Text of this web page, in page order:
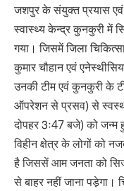
जशपुर के संयुक्त प्रयास एवं
स्वास्थ्य केन्द्र कुनकुरी में
गया। जिसमें जिला
कुमार चौहान एवं
उनकी टीम एवं कुनकुरी के
ऑपरेशन से प्रसव) से
दोपहर 3ः47 बजे) को
विहीन क्षेत्र के लोगों को
है जिससें आम जनता को
से बाहर नहीं जाना पडे़गा।